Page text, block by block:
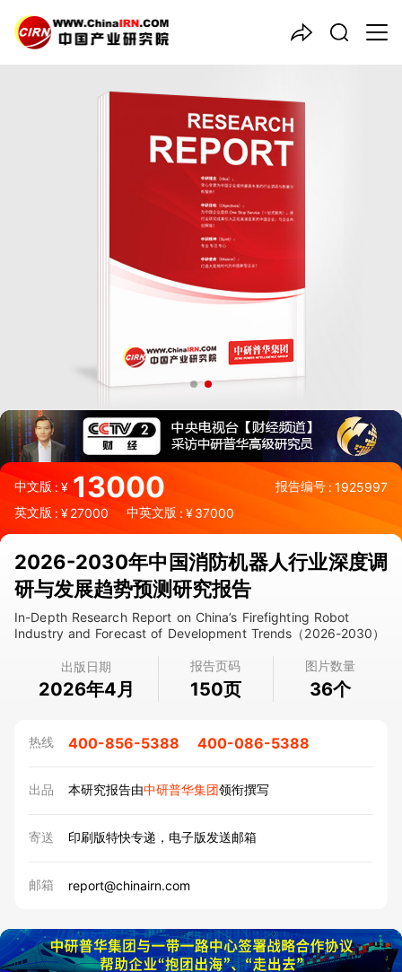
中文版:¥ 13000 报告编号 : 1925997
英文版 : ¥27000 中英文版 : ¥37000
2026-2030年中国消防机器人行业深度调
研与发展趋势预测研究报告
In-Depth Research Report on China’s Firefighting Robot
Industry and Forecast of Development Trends（2026-2030）
出版日期
2026年4月
报告页码
150页
图片数量
36个
热线 400-856-5388 400-086-5388
出品 本研究报告由中研普华集团领衔撰写
寄送 印刷版特快专递，电子版发送邮箱
邮箱 report@chinairn.com
中国产业咨询领导者
2026-2030年中国
行业深度调研与发展趋势预
测研究报告
品质保障，一年免费更新维护
报告编号：1925997
出版日期：2026年4月
《2026-2030年中国消防机器人行业深度调研与发展趋势预测研
究报告》由中研普华消防机器人行业分析专家领衔撰写，主要分析
了消防机器人行业的市场规模、发展现状与投资前景，同时对消防
机器人行业的未来发展做出科学的趋势预测和专业的消防机器人行
业数据分析，帮助客户评估消防机器人行业投资价值。
27年研究经验，深度洞察行业驱动力
多元化、高学历的实战型精英团队